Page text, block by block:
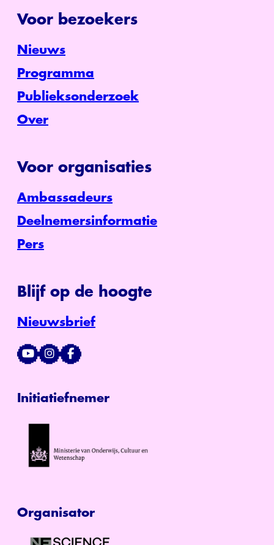
Voor bezoekers
Nieuws
Programma
Publieksonderzoek
Over
Voor organisaties
Ambassadeurs
Deelnemersinformatie
Pers
Blijf op de hoogte
Nieuwsbrief
Initiatiefnemer
Organisator